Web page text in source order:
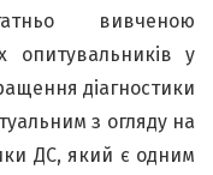
вивченою
опитувальників у
діагностики
з огляду на
ДС, який є одним